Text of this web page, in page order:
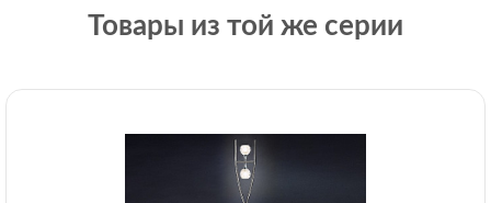
Товары из той же серии